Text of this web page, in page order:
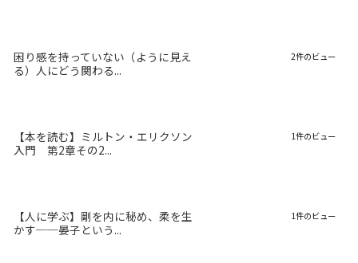
困り感を持っていない（ように見え
る）人にどう関わる...
2件のビュー
【本を読む】ミルトン・エリクソン
入門 第2章その2...
1件のビュー
【人に学ぶ】剛を内に秘め、柔を生
かす──晏子という...
1件のビュー